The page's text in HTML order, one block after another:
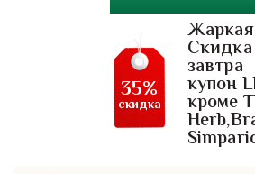
ароматными
Abhaibhubejhr.
Скидка
завтра
купон
кроме
35%
скидка